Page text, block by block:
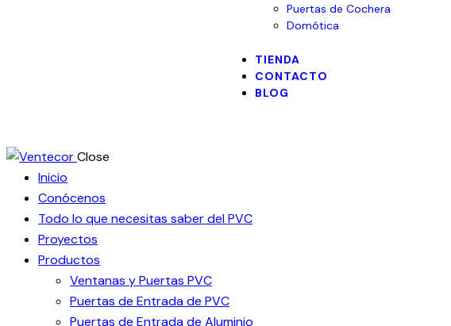
Puertas de Cochera
Domótica
TIENDA
CONTACTO
BLOG
Close
Inicio
Conócenos
Todo lo que necesitas saber del PVC
Proyectos
Productos
Ventanas y Puertas PVC
Puertas de Entrada de PVC
Puertas de Entrada de Aluminio